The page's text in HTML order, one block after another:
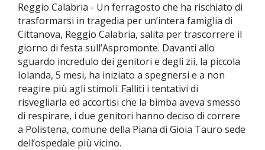
Reggio Calabria - Un ferragosto che ha rischiato di
trasformarsi in tragedia per un’intera famiglia di
Cittanova, Reggio Calabria, salita per trascorrere il
giorno di festa sull’Aspromonte. Davanti allo
sguardo incredulo dei genitori e degli zii, la piccola
Iolanda, 5 mesi, ha iniziato a spegnersi e a non
reagire più agli stimoli. Falliti i tentativi di
risvegliarla ed accortisi che la bimba aveva smesso
di respirare, i due genitori hanno deciso di correre
a Polistena, comune della Piana di Gioia Tauro sede
dell’ospedale più vicino.